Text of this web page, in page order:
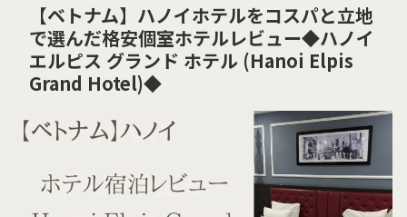
【ベトナム】ハノイホテルをコスパと立地
で選んだ格安個室ホテルレビュー◆ハノイ
エルピス グランド ホテル (Hanoi Elpis
Grand Hotel)◆